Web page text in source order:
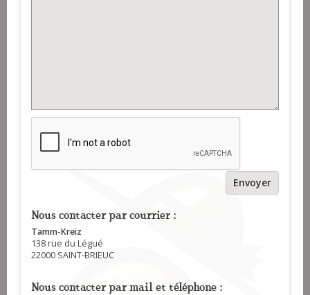
Envoyer
Nous contacter par courrier :
Tamm-Kreiz
138 rue du Légué
22000 SAINT-BRIEUC
Nous contacter par mail et téléphone :